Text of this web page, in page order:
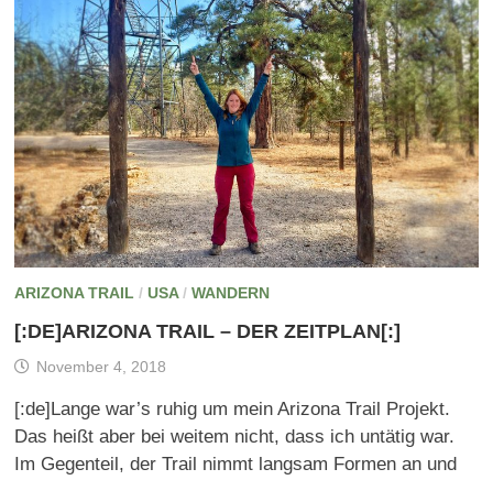
ARIZONA TRAIL / USA/ WANDERN
[:DE]ARIZONA TRAIL – DER ZEITPLAN[:]
November 4, 2018
[:de]Lange war’s ruhig um mein Arizona Trail Projekt.
Das heißt aber bei weitem nicht, dass ich untätig war.
Im Gegenteil, der Trail nimmt langsam Formen an und